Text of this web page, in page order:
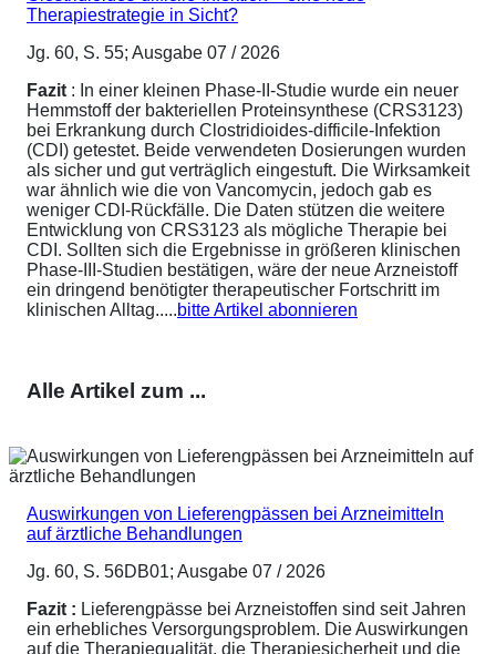
Therapiestrategie in Sicht?
Jg. 60, S. 55; Ausgabe 07 / 2026
Fazit : In einer kleinen Phase-II-Studie wurde ein neuer
Hemmstoff der bakteriellen Proteinsynthese (CRS3123)
bei Erkrankung durch Clostridioides-difficile-Infektion
(CDI) getestet. Beide verwendeten Dosierungen wurden
als sicher und gut verträglich eingestuft. Die Wirksamkeit
war ähnlich wie die von Vancomycin, jedoch gab es
weniger CDI-Rückfälle. Die Daten stützen die weitere
Entwicklung von CRS3123 als mögliche Therapie bei
CDI. Sollten sich die Ergebnisse in größeren klinischen
Phase-III-Studien bestätigen, wäre der neue Arzneistoff
ein dringend benötigter therapeutischer Fortschritt im
klinischen Alltag.....bitte Artikel abonnieren
Alle Artikel zum ...
Auswirkungen von Lieferengpässen bei Arzneimitteln
auf ärztliche Behandlungen
Jg. 60, S. 56DB01; Ausgabe 07 / 2026
Fazit : Lieferengpässe bei Arzneistoffen sind seit Jahren
ein erhebliches Versorgungsproblem. Die Auswirkungen
auf die Therapiequalität, die Therapiesicherheit und die